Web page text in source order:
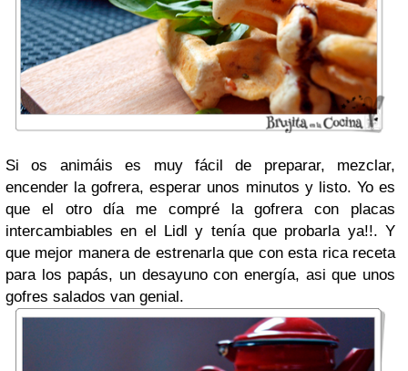
Si os animáis es muy fácil de preparar, mezclar,
encender la gofrera, esperar unos minutos y listo. Yo es
que el otro día me compré la gofrera con placas
intercambiables en el Lidl y tenía que probarla ya!!. Y
que mejor manera de estrenarla que con esta rica receta
para los papás, un desayuno con energía, asi que unos
gofres salados van genial.